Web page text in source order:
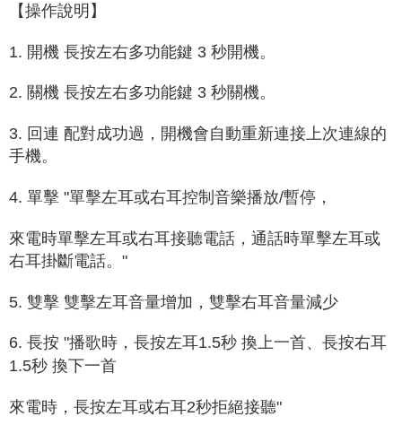
【操作說明】
1. 開機 長按左右多功能鍵 3 秒開機。
2. 關機 長按左右多功能鍵 3 秒關機。
3. 回連 配對成功過，開機會自動重新連接上次連線的
手機。
4. 單擊 "單擊左耳或右耳控制音樂播放/暫停，
來電時單擊左耳或右耳接聽電話，通話時單擊左耳或
右耳掛斷電話。"
5. 雙擊 雙擊左耳音量增加，雙擊右耳音量減少
6. 長按 "播歌時，長按左耳1.5秒 換上一首、長按右耳
1.5秒 換下一首
來電時，長按左耳或右耳2秒拒絕接聽"